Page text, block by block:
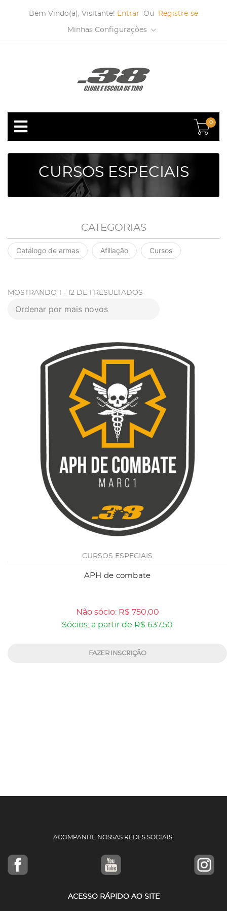
Bem Vindo(a), Visitante! Entrar Ou Registre-se
Minhas Configurações
0
CURSOS ESPECIAIS
CATEGORIAS
Catálogo de armas Afiliação Cursos
MOSTRANDO 1 - 12 DE 1 RESULTADOS
Ordenar por mais novos
CURSOS ESPECIAIS
APH de combate
Não sócio: R$ 750,00
Sócios: a partir de R$ 637,50
FAZER INSCRIÇÃO
ACOMPANHE NOSSAS REDES SOCIAIS:
ACESSO RÁPIDO AO SITE